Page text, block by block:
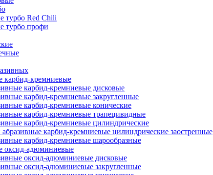
турбо Red Chili
турбо профи
кремниевые
карбид-кремниевые дисковые
карбид-кремниевые закругленные
карбид-кремниевые конические
карбид-кремниевые трапецивидные
карбид-кремниевые цилиндрические
карбид-кремниевые цилиндрические заостренные
карбид-кремниевые шарообразные
оксид-адюминиевые
оксид-адюминиевые дисковые
оксид-адюминиевые закругленные